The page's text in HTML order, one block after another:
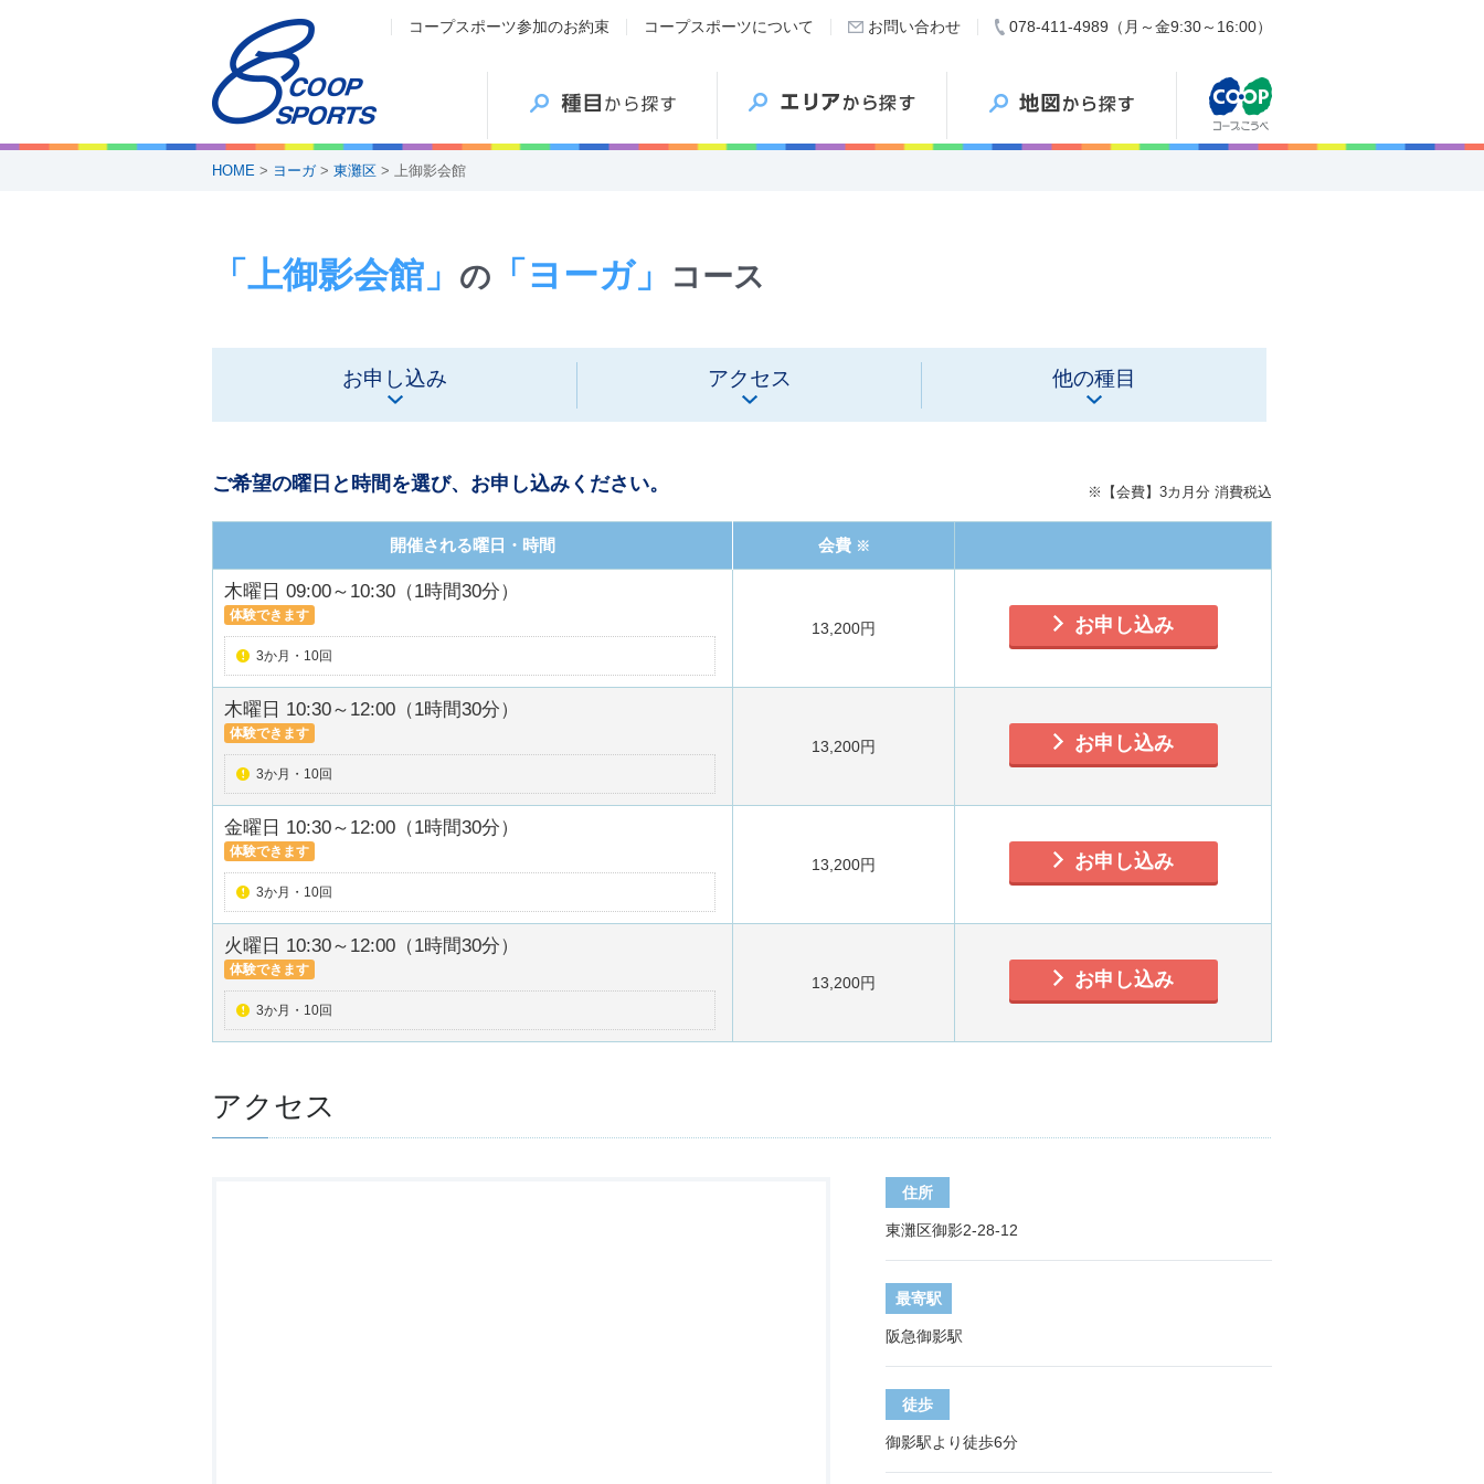
コープスポーツ参加のお約束 コープスポーツについて お問い合わせ 078-411-4989（月～金9:30～16:00）
HOME > ヨーガ> 東灘区 > 上御影会館
「上御影会館」 の 「ヨーガ」 コース
お申し込み アクセス 他の種目
ご希望の曜日と時間を選び、お申し込みください。 ※【会費】3カ月分 消費税込
開催される曜日・時間 会費 ※
木曜日 09:00～10:30（1時間30分）
体験できます
3か月・10回
13,200円 お申し込み
木曜日 10:30～12:00（1時間30分）
体験できます
3か月・10回
13,200円 お申し込み
金曜日 10:30～12:00（1時間30分）
体験できます
3か月・10回
13,200円 お申し込み
火曜日 10:30～12:00（1時間30分）
体験できます
3か月・10回
13,200円 お申し込み
アクセス
住所
東灘区御影2-28-12
最寄駅
阪急御影駅
徒歩
御影駅より徒歩6分